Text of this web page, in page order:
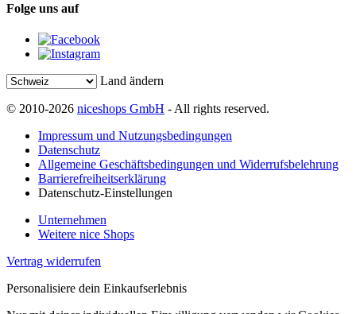
Folge uns auf
Land ändern
© 2010-2026 niceshops GmbH - All rights reserved.
Impressum und Nutzungsbedingungen
Datenschutz
Allgemeine Geschäftsbedingungen und Widerrufsbelehrung
Barrierefreiheitserklärung
Datenschutz-Einstellungen
Unternehmen
Weitere nice Shops
Vertrag widerrufen
Personalisiere dein Einkaufserlebnis